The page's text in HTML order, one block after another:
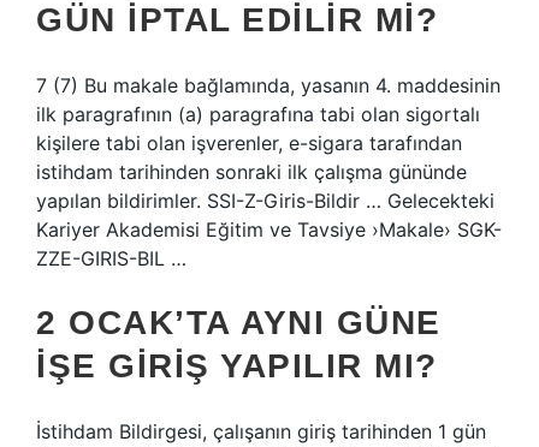
GÜN IPTAL EDILIR MI?
7 (7) Bu makale bağlamında, yasanın 4. maddesinin
ilk paragrafının (a) paragrafına tabi olan sigortalı
kişilere tabi olan işverenler, e-sigara tarafından
istihdam tarihinden sonraki ilk çalışma gününde
yapılan bildirimler. SSI-Z-Giris-Bildir … Gelecekteki
Kariyer Akademisi Eğitim ve Tavsiye ›Makale› SGK-
ZZE-GIRIS-BIL …
2 OCAK’TA AYNI GÜNE
IŞE GIRIŞ YAPILIR MI?
İstihdam Bildirgesi, çalışanın giriş tarihinden 1 gün